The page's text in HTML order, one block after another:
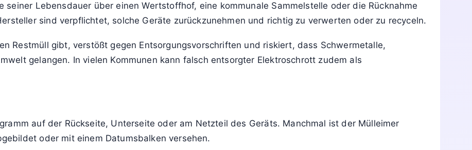
Inhalt anzeigen
bedeutet: Dieses
geworfen werden.
geeignete Sammelstelle
werden.
und elektronischen Produkten, vom Handy bis zur Waschmaschine. Es weist auf eine
hin und soll Umwelt- und Gesundheitsschäden durch Schadstoffe vermeiden.
auf der WEEE-Richtlinie (Elektro- und Elektronik-Altgeräte). Sie kennzeichnet ein Produkt als